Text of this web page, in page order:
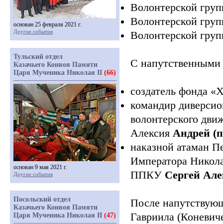
Волонтерской
Волонтерской
Волонтерской
С
создатель фонда
командир
волонтерского
Алексия Андрей
наказной атаман
Императора
ППКУ Сергей
После
Гавриила
основан 25 февраля 2021 г.
Другие события
Тульский отдел
Казачьего Конвоя Памяти
Царя Мученика Николая II (66)
основан 9 мая 2021 г.
Другие события
Посольский отдел
Казачьего Конвоя Памяти
Царя Мученика Николая II (47)